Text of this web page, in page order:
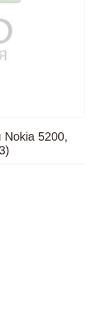
Nokia 5200,